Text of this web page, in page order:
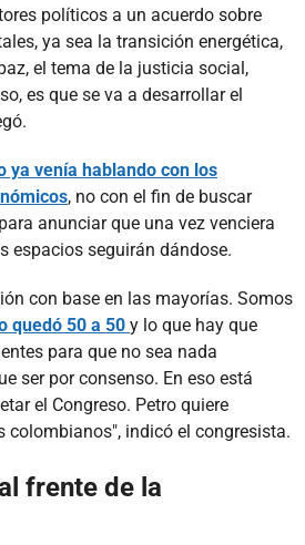
políticos a un acuerdo sobre
ya sea la transición energética,
el tema de la justicia social,
es que se va a desarrollar el
ya venía hablando con los
, no con el fin de buscar
anunciar que una vez venciera
espacios seguirán dándose.
con base en las mayorías. Somos
quedó 50 a 50 y lo que hay que
para que no sea nada
ser por consenso. En eso está
el Congreso. Petro quiere
colombianos", indicó el congresista.
frente de la